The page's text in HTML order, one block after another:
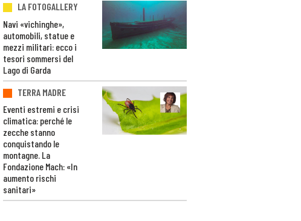
LA FOTOGALLERY
Navi «vichinghe»,
automobili, statue e
mezzi militari: ecco i
tesori sommersi del
Lago di Garda
TERRA MADRE
Eventi estremi e crisi
climatica: perché le
zecche stanno
conquistando le
montagne. La
Fondazione Mach: «In
aumento rischi
sanitari»